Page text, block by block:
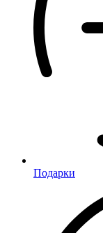
Подарки